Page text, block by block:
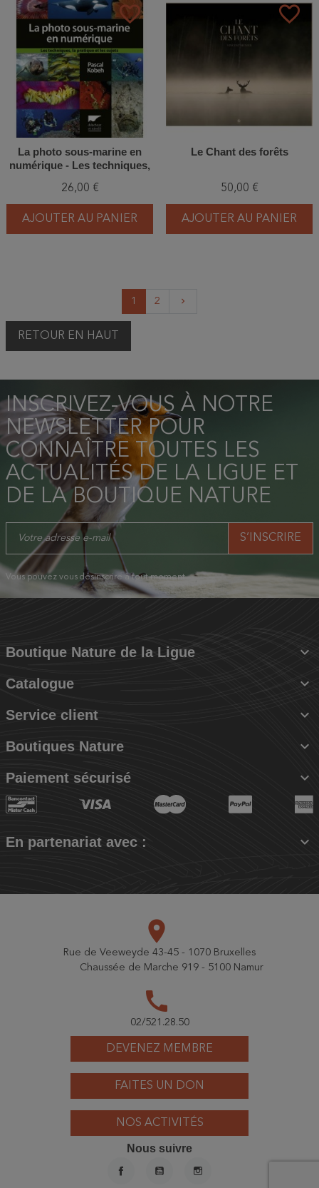
favorite_border
La photo sous-marine en
numérique - Les techniques,
26,00 €
AJOUTER AU PANIER
favorite_border
Le Chant des forêts
50,00 €
AJOUTER AU PANIER
1 2 keyboard_arrow_right
RETOUR EN HAUT
INSCRIVEZ-VOUS À NOTRE
NEWSLETTER POUR
CONNAÎTRE TOUTES LES
ACTUALITÉS DE LA LIGUE ET
DE LA BOUTIQUE NATURE
Vous pouvez vous désinscrire à tout moment.
Boutique Nature de la Ligue 
Catalogue 
Service client 
Boutiques Nature 
Paiement sécurisé 
En partenariat avec : 
DEVENEZ MEMBRE
FAITES UN DON
NOS ACTIVITÉS
place
Rue de Veeweyde 43-45 - 1070 Bruxelles
Chaussée de Marche 919 - 5100 Namur
call
02/521.28.50
Nous suivre